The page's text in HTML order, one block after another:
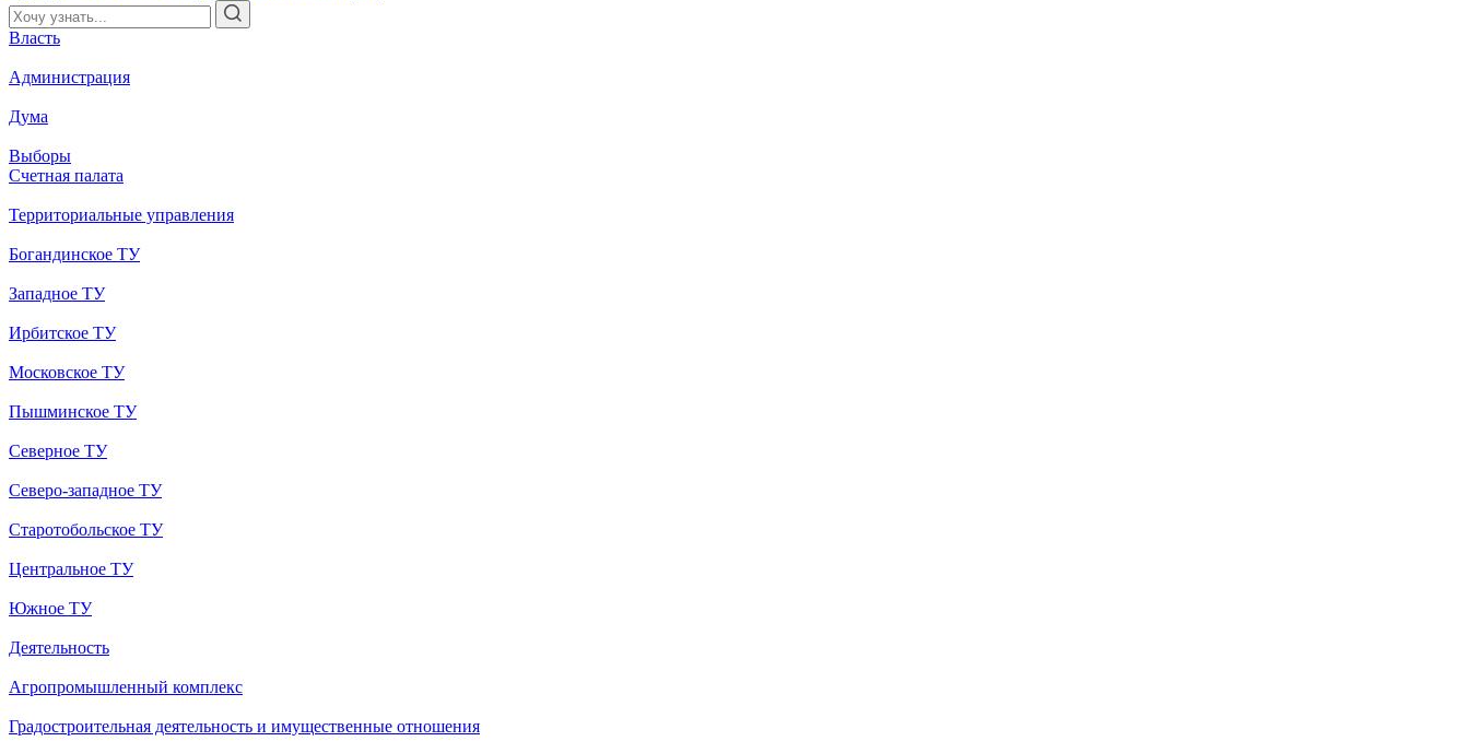
Власть
Администрация
Дума
Выборы
Счетная палата
Территориальные управления
Богандинское ТУ
Западное ТУ
Ирбитское ТУ
Московское ТУ
Пышминское ТУ
Северное ТУ
Северо-западное ТУ
Старотобольское ТУ
Центральное ТУ
Южное ТУ
Деятельность
Агропромышленный комплекс
Градостроительная деятельность и имущественные отношения